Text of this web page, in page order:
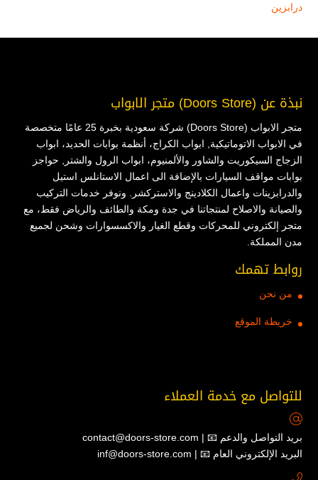
درابزين
نبذة عن (Doors Store) متجر الابواب
متجر الابواب (Doors Store) شركة سعودية بخبرة 25 عامًا متخصصة
في الابواب الاتوماتيكية, ابواب الكراج، أنظمة بوابات الحديد، ابواب
الزجاج السيكوريت والشاور والألمنيوم، ابواب الرول والشتر, حواجز
بوابات مواقف السيارات بالإضافة الى اعمال الاستانلس استيل
والدرابزينات واعمال الكلادينج والاستركشر. ونوفر خدمات التركيب
والصيانة والاصلاح لمنتجاتنا في جدة ومكة والطائف والرياض فقط، مع
متجر إلكتروني للمحركات وقطع الغيار والاكسسوارات وشحن لجميع
مدن المملكة.
روابط تهمك
من نحن
خريطة الموقع
للتواصل مع خدمة العملاء
contact@doors-store.com | 📧 بريد التواصل والدعم
inf@doors-store.com | 📧 البريد الإلكتروني العام